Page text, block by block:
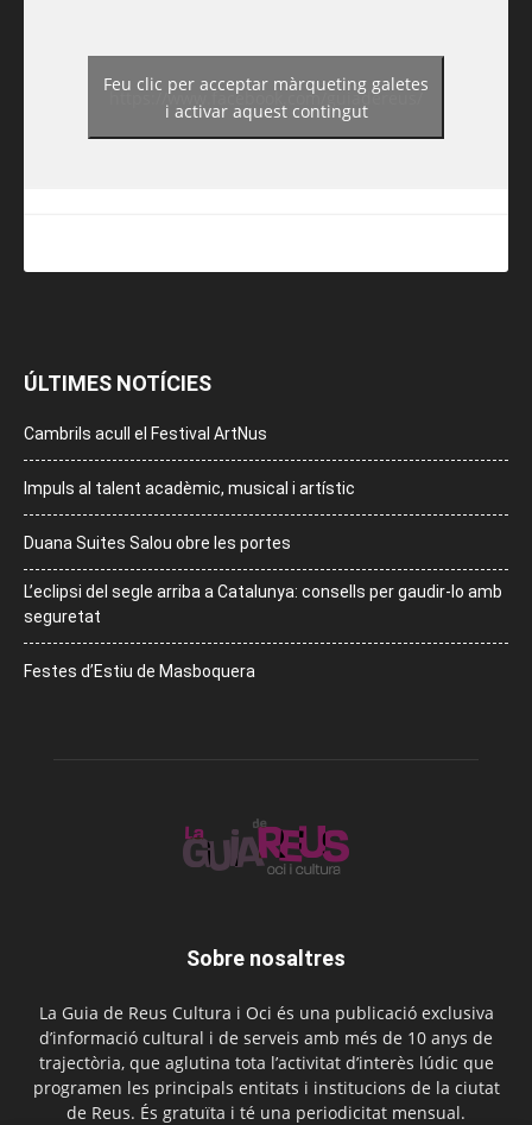
https://www.facebook.com/guiadereus/
Feu clic per acceptar màrqueting galetes
i activar aquest contingut
ÚLTIMES NOTÍCIES
Cambrils acull el Festival ArtNus
Impuls al talent acadèmic, musical i artístic
Duana Suites Salou obre les portes
L’eclipsi del segle arriba a Catalunya: consells per gaudir-lo amb
seguretat
Festes d’Estiu de Masboquera
Sobre nosaltres
La Guia de Reus Cultura i Oci és una publicació exclusiva
d’informació cultural i de serveis amb més de 10 anys de
trajectòria, que aglutina tota l’activitat d’interès lúdic que
programen les principals entitats i institucions de la ciutat
de Reus. És gratuïta i té una periodicitat mensual.